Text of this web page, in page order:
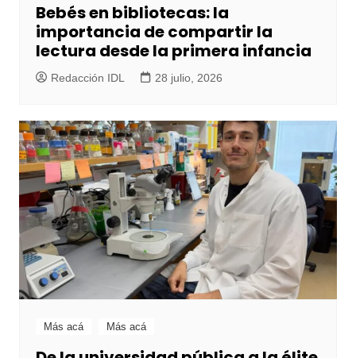
Bebés en bibliotecas: la
importancia de compartir la
lectura desde la primera infancia
Redacción IDL 28 julio, 2026
Más acá Más acá